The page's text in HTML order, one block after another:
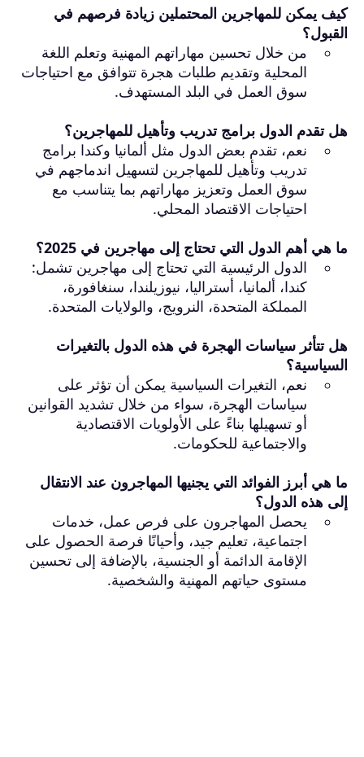
كيف يمكن للمهاجرين المحتملين زيادة فرصهم في
القبول؟
من خلال تحسين مهاراتهم المهنية وتعلم اللغة
المحلية وتقديم طلبات هجرة تتوافق مع احتياجات
سوق العمل في البلد المستهدف.
هل تقدم الدول برامج تدريب وتأهيل للمهاجرين؟
نعم، تقدم بعض الدول مثل ألمانيا وكندا برامج
تدريب وتأهيل للمهاجرين لتسهيل اندماجهم في
سوق العمل وتعزيز مهاراتهم بما يتناسب مع
احتياجات الاقتصاد المحلي.
ما هي أهم الدول التي تحتاج إلى مهاجرين في 2025؟
الدول الرئيسية التي تحتاج إلى مهاجرين تشمل:
كندا، ألمانيا، أستراليا، نيوزيلندا، سنغافورة،
المملكة المتحدة، النرويج، والولايات المتحدة.
هل تتأثر سياسات الهجرة في هذه الدول بالتغيرات
السياسية؟
نعم، التغيرات السياسية يمكن أن تؤثر على
سياسات الهجرة، سواء من خلال تشديد القوانين
أو تسهيلها بناءً على الأولويات الاقتصادية
والاجتماعية للحكومات.
ما هي أبرز الفوائد التي يجنيها المهاجرون عند الانتقال
إلى هذه الدول؟
يحصل المهاجرون على فرص عمل، خدمات
اجتماعية، تعليم جيد، وأحيانًا فرصة الحصول على
الإقامة الدائمة أو الجنسية، بالإضافة إلى تحسين
مستوى حياتهم المهنية والشخصية.